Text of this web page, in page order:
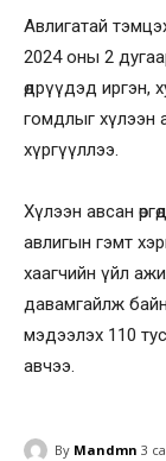
Авлигатай
2024 оны 2
өдрүүдэд иргэн,
гомдлыг хүлээн
хүргүүллээ.
Хүлээн авсан
авлигын гэмт
хаагчийн үйл
давамгайлж
мэдээлэх 110
авчээ.
By Mandmn 3